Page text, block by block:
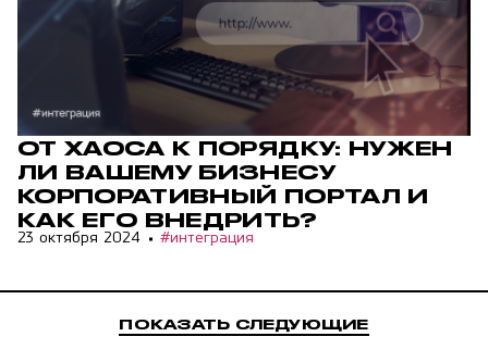
ОТ ХАОСА К ПОРЯДКУ: НУЖЕН
ЛИ ВАШЕМУ БИЗНЕСУ
КОРПОРАТИВНЫЙ ПОРТАЛ И
КАК ЕГО ВНЕДРИТЬ?
23 октября 2024 #интеграция
ПОКАЗАТЬ СЛЕДУЮЩИЕ